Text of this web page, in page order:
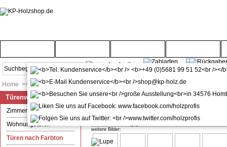
Home >> Türenwelt >> Türen nach Farbton
kuporta Alu-Kunststoff
weitere Bilder:
Türenwelt
Zimmertüren
Wohnungstüren
Türen nach Farbton